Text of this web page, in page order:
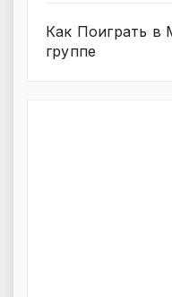
Как Поиграть в
группе